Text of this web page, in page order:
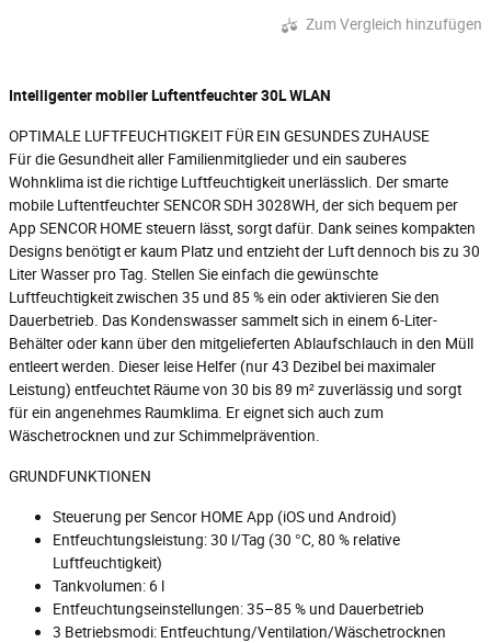
Zum Vergleich hinzufügen
Intelligenter mobiler Luftentfeuchter 30L WLAN
OPTIMALE LUFTFEUCHTIGKEIT FÜR EIN GESUNDES ZUHAUSE
Für die Gesundheit aller Familienmitglieder und ein sauberes
Wohnklima ist die richtige Luftfeuchtigkeit unerlässlich. Der smarte
mobile Luftentfeuchter SENCOR SDH 3028WH, der sich bequem per
App SENCOR HOME steuern lässt, sorgt dafür. Dank seines kompakten
Designs benötigt er kaum Platz und entzieht der Luft dennoch bis zu 30
Liter Wasser pro Tag. Stellen Sie einfach die gewünschte
Luftfeuchtigkeit zwischen 35 und 85 % ein oder aktivieren Sie den
Dauerbetrieb. Das Kondenswasser sammelt sich in einem 6-Liter-
Behälter oder kann über den mitgelieferten Ablaufschlauch in den Müll
entleert werden. Dieser leise Helfer (nur 43 Dezibel bei maximaler
Leistung) entfeuchtet Räume von 30 bis 89 m² zuverlässig und sorgt
für ein angenehmes Raumklima. Er eignet sich auch zum
Wäschetrocknen und zur Schimmelprävention.
GRUNDFUNKTIONEN
Steuerung per Sencor HOME App (iOS und Android)
Entfeuchtungsleistung: 30 l/Tag (30 °C, 80 % relative
Luftfeuchtigkeit)
Tankvolumen: 6 l
Entfeuchtungseinstellungen: 35–85 % und Dauerbetrieb
3 Betriebsmodi: Entfeuchtung/Ventilation/Wäschetrocknen